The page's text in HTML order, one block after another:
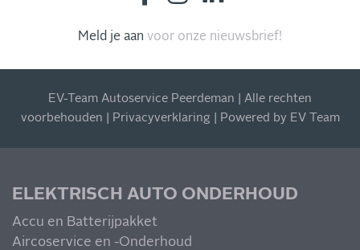
Meld je aan voor onze nieuwsbrief!
INSCHRIJVEN NIEUWSBRIEF
MIS NIETS
EV-Team Autoservice Peerdeman | Alle rechten
voorbehouden |
Privacyverklaring| Powered by EV Team
ELEKTRISCH AUTO ONDERHOUD
Accu en Batterijpakket
Aircoservice en -Onderhoud